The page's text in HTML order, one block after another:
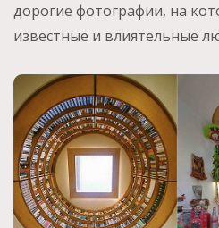
дорогие фотографии, на
известные и влиятельные